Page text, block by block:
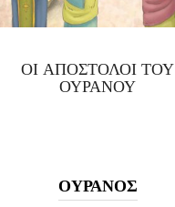
ΟΙ ΑΠΟΣΤΟΛΟΙ ΤΟΥ
ΟΥΡΑΝΟΥ
ΟΥΡΑΝΟΣ